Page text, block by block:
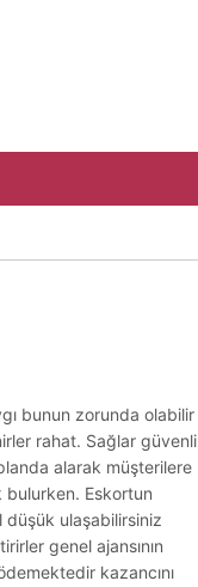
bunun zorunda olabilir
rahat. Sağlar güvenli
alarak müşterilere
Eskortun
düşük ulaşabilirsiniz
genel ajansının
kazancını